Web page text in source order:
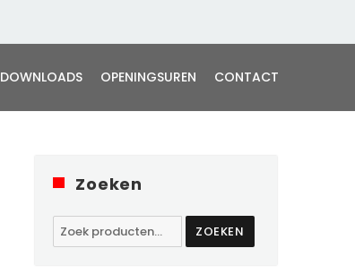
DOWNLOADS OPENINGSUREN CONTACT
Zoeken
Zoeken
naar:
ZOEKEN